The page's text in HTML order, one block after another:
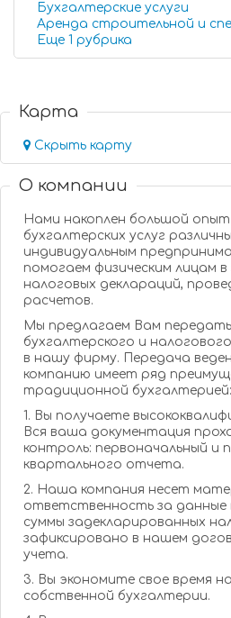
Бухгалтерские услуги
Аренда строительной и
Еще 1 рубрика
Карта
Скрыть карту
О компании
Нами накоплен большой
бухгалтерских услуг различным компаниям и
индивидуальным
помогаем физическим лицам в заполнении
налоговых деклараций, проведении
расчетов.
Мы предлагаем Вам передать
бухгалтерского и налогового учета предприятия
в нашу фирму. Передача ведения
компанию имеет ряд
традиционной бухгалтерией:
1. Вы получаете
Вся ваша документация проходит двойной
контроль: первоначальный и перед
квартального отчета.
2. Наша компания несет
ответственность за данные
суммы задекларированных налогов, что прямо
зафиксировано в нашем
учета.
3. Вы экономите свое время
собственной бухгалтерии.